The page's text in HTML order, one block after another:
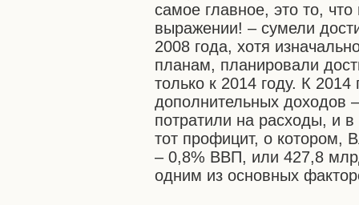
самое главное, это то,
выражении! – сумели
2008 года, хотя
планам, планировали
только к 2014 году. К
дополнительных доходов
потратили на расходы, и в
тот профицит, о котором,
– 0,8% ВВП, или 427,8
одним из основных